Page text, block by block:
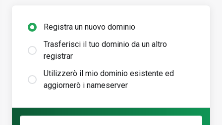
Registra un nuovo dominio
Trasferisci il tuo dominio da un altro
registrar
Utilizzerò il mio dominio esistente ed
aggiornerò i nameserver